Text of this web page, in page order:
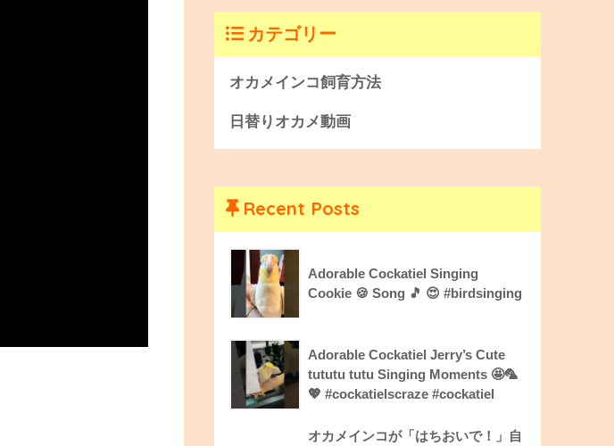
カテゴリー
オカメインコ飼育方法
日替りオカメ動画
Recent Posts
Adorable Cockatiel Singing
Cookie 🍪 Song 🎵 😍 #birdsinging
Adorable Cockatiel Jerry’s Cute
tututu tutu Singing Moments 🤩🦜
💖 #cockatielscraze #cockatiel
オカメインコが「はちおいで！」自